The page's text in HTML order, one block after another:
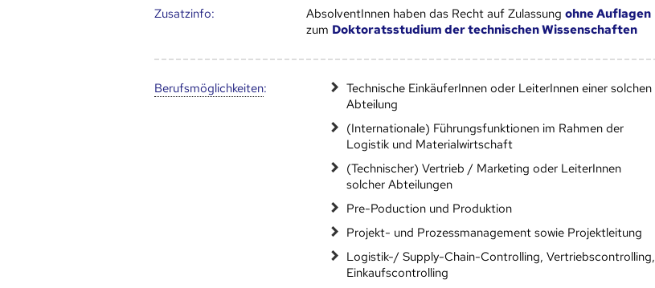
Zusatz­info:
AbsolventInnen haben das Recht auf Zulassung ohne Auflagen
zum Doktoratsstudium der technischen Wissenschaften
Berufs­möglich­keiten:
Technische EinkäuferInnen oder LeiterInnen einer solchen
Abteilung
(Internationale) Führungsfunktionen im Rahmen der
Logistik und Materialwirtschaft
(Technischer) Vertrieb / Marketing oder LeiterInnen
solcher Abteilungen
Pre-Poduction und Produktion
Projekt- und Prozessmanagement sowie Projektleitung
Logistik-/ Supply-Chain-Controlling, Vertriebscontrolling,
Einkaufscontrolling